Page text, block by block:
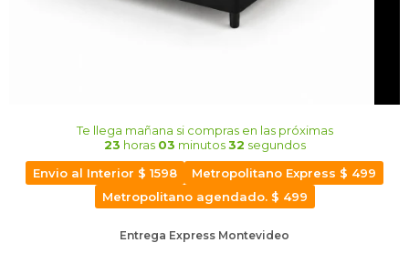
Te llega mañana si compras en las próximas
23 horas 03 minutos31segundos
Envio al Interior $ 1598
Metropolitano Express $ 499
Metropolitano agendado. $ 499
Entrega Express Montevideo